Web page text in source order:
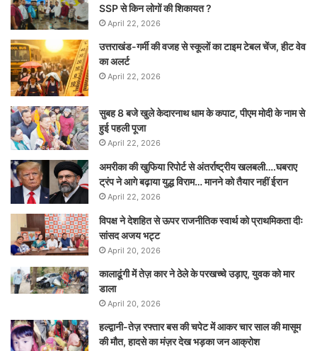
SSP से किन लोगों की शिकायत ?
April 22, 2026
उत्तराखंड-गर्मी की वजह से स्कूलों का टाइम टेबल चेंज, हीट वेव
का अलर्ट
April 22, 2026
सुबह 8 बजे खुले केदारनाथ धाम के कपाट, पीएम मोदी के नाम से
हुई पहली पूजा
April 22, 2026
अमरीका की खुफिया रिपोर्ट से अंतर्राष्ट्रीय खलबली….घबराए
ट्रंप ने आगे बढ़ाया युद्ध विराम… मानने को तैयार नहीं ईरान
April 22, 2026
विपक्ष ने देशहित से ऊपर राजनीतिक स्वार्थ को प्राथमिकता दीः
सांसद अजय भट्ट
April 20, 2026
कालाढूंगी में तेज़ कार ने ठेले के परखच्चे उड़ाए, युवक को मार
डाला
April 20, 2026
हल्द्वानी-तेज़ रफ्तार बस की चपेट में आकर चार साल की मासूम
की मौत, हादसे का मंज़र देख भड़का जन आक्रोश